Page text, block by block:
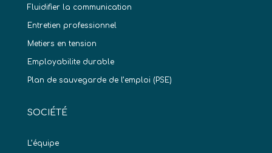
Fluidifier la communication
Entretien professionnel
Metiers en tension
Employabilite durable
Plan de sauvegarde de l’emploi (PSE)
SOCIÉTÉ
L’équipe